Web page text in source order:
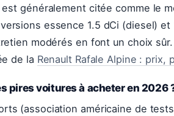
généralement citée comme le
essence 1.5 dCi (diesel)
modérés en font un choix
de la Renault Rafale Alpine : prix,
pires voitures à acheter en 2026
(association américaine de